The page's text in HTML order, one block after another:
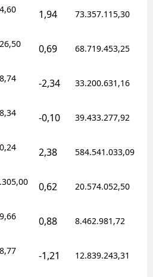
1,94 73.357.115,30
0,69 68.719.453,25
-2,34 33.200.631,16
-0,10 39.433.277,92
2,38 584.541.033,09
0,62 20.574.052,50
0,88 8.462.981,72
-1,21 12.839.243,31